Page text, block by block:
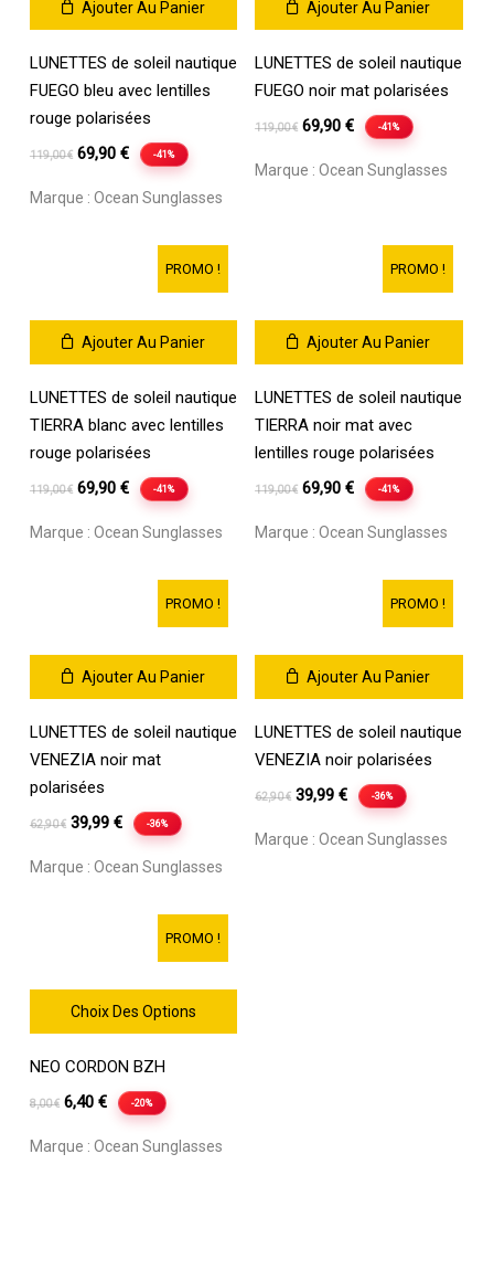
Ajouter Au Panier
LUNETTES de soleil nautique
FUEGO bleu avec lentilles
rouge polarisées
119,00€ Le
initial
69,90 €Le
prix
actuel
69,90 €.
-41%
Marque : Ocean Sunglasses
Ajouter Au Panier
LUNETTES de soleil nautique
FUEGO noir mat polarisées
119,00€ Le
initial
69,90€Le
prix
actuel
-41%
Marque :Ocean Sunglasses
PROMO !
Ajouter Au Panier
LUNETTES de soleil nautique
TIERRA blanc avec lentilles
rouge polarisées
119,00€ Le
initial
69,90 €Le
prix
actuel
69,90 €.
-41%
Marque : Ocean Sunglasses
PROMO !
Ajouter Au Panier
LUNETTES de soleil nautique
TIERRA noir mat avec
lentilles rouge polarisées
119,00€ Le
initial
69,90€Le
prix
actuel
69,90 €.
-41%
Marque :Ocean Sunglasses
PROMO !
Ajouter Au Panier
LUNETTES de soleil nautique
VENEZIA noir mat
polarisées
62,90€ Le
initial
39,99 €Le
prix
actuel
39,99 €.
-36%
Marque : Ocean Sunglasses
PROMO !
Ajouter Au Panier
LUNETTES de soleil nautique
VENEZIA noir polarisées
62,90€ Le
initial
39,99€Le
prix
actuel
-36%
Marque :Ocean Sunglasses
PROMO !
Choix Des Options
produit
variations.
NEO CORDON BZH
8,00€ Le
initial
6,40 €Le
prix
actuel
-20%
Marque : Ocean Sunglasses